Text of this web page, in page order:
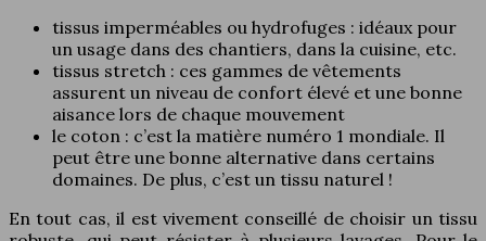
tissus imperméables ou hydrofuges : idéaux pour
un usage dans des chantiers, dans la cuisine, etc.
tissus stretch : ces gammes de vêtements
assurent un niveau de confort élevé et une bonne
aisance lors de chaque mouvement
le coton : c’est la matière numéro 1 mondiale. Il
peut être une bonne alternative dans certains
domaines. De plus, c’est un tissu naturel !
En tout cas, il est vivement conseillé de choisir un tissu